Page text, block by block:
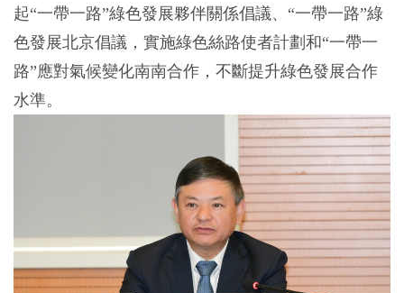
起“一帶一路”綠色發展夥伴關係倡議、“一帶一路”綠
色發展北京倡議，實施綠色絲路使者計劃和“一帶一
路”應對氣候變化南南合作，不斷提升綠色發展合作
水準。